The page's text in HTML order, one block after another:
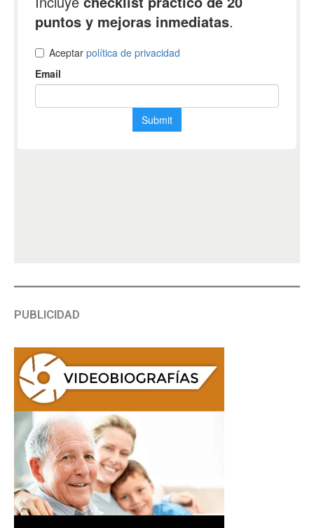
PUBLICIDAD